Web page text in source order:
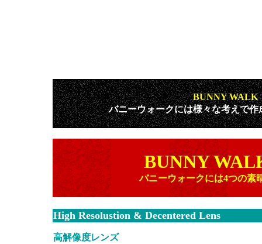
BUNNY WALK
バニーウォークには様々な考えで
BUNNY
バニーウォークには4つの素
High Resolustion & Decentered Lens
高解像度レンズ